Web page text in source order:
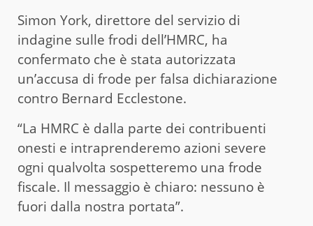
Simon York, direttore del servizio di
indagine sulle frodi dell’HMRC, ha
confermato che è stata autorizzata
un’accusa di frode per falsa dichiarazione
contro Bernard Ecclestone.
“La HMRC è dalla parte dei contribuenti
onesti e intraprenderemo azioni severe
ogni qualvolta sospetteremo una frode
fiscale. Il messaggio è chiaro: nessuno è
fuori dalla nostra portata”.